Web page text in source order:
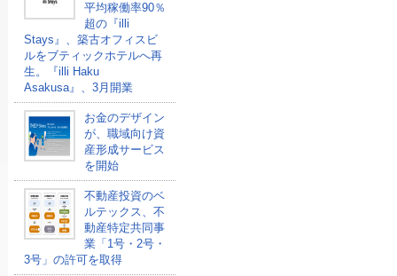
平均稼働率90％
超の『illi
Stays』、築古オフィスビ
ルをブティックホテルへ再
生。『illi Haku
Asakusa』、3月開業
お金のデザイン
が、職域向け資
産形成サービス
を開始
不動産投資のベ
ルテックス、不
動産特定共同事
業「1号・2号・
3号」の許可を取得